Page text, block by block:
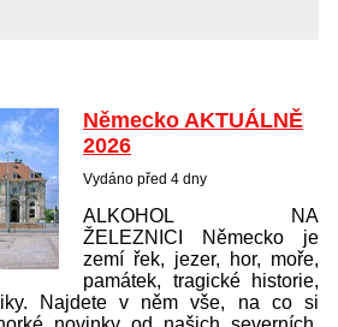
Německo AKTUÁLNĚ
2026
Vydáno před 4 dny
ALKOHOL NA
ŽELEZNICI Německo je
zemí řek, jezer, hor, moře,
památek, tragické historie,
Najdete v něm vše, na co si